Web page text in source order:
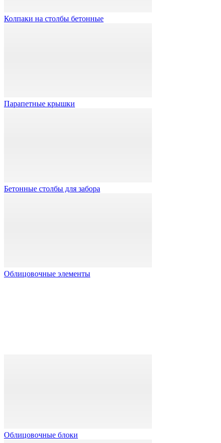
Колпаки на столбы бетонные
Парапетные крышки
Бетонные столбы для забора
Облицовочные элементы
Облицовочные блоки